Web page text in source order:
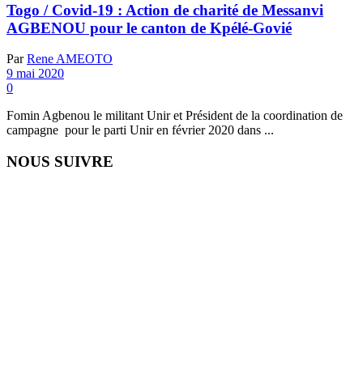
Togo / Covid-19 : Action de charité de Messanvi
AGBENOU pour le canton de Kpélé-Govié
Par Rene AMEOTO
9 mai 2020
0
Fomin Agbenou le militant Unir et Président de la coordination de
campagne pour le parti Unir en février 2020 dans ...
NOUS SUIVRE